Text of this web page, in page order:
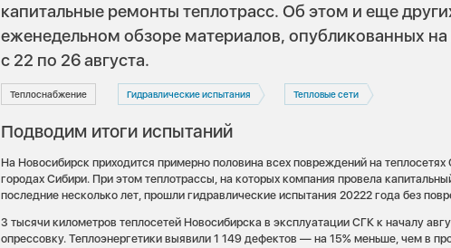
капитальные ремонты теплотрасс. Об этом и еще
еженедельном обзоре материалов, опубликованных
с 22 по 26 августа.
Теплоснабжение Гидравлические испытания Тепловые сети
Подводим итоги испытаний
На Новосибирск приходится примерно половина всех повреждений на
городах Сибири. При этом теплотрассы, на которых компания провела
последние несколько лет, прошли гидравлические испытания 20222 года без
3 тысячи километров теплосетей Новосибирска в эксплуатации СГК к началу
опрессовку. Теплоэнергетики выявили 1 149 дефектов — на 15% меньше, чем в